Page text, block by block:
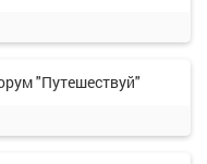
"Путешествуй"